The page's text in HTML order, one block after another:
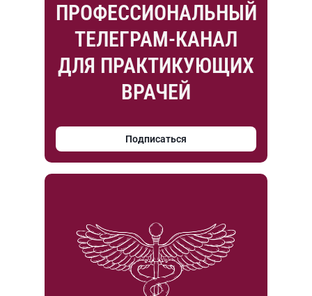
ПРОФЕССИОНАЛЬНЫЙ
ТЕЛЕГРАМ-КАНАЛ
ДЛЯ ПРАКТИКУЮЩИХ
ВРАЧЕЙ
Подписаться